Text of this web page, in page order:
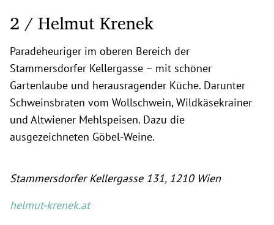
2 / Helmut Krenek
Paradeheuriger im oberen Bereich der
Stammersdorfer Kellergasse – mit schöner
Gartenlaube und herausragender Küche. Darunter
Schweinsbraten vom Wollschwein, Wildkäsekrainer
und Altwiener Mehlspeisen. Dazu die
ausgezeichneten Göbel-Weine.
Stammersdorfer Kellergasse 131, 1210 Wien
helmut-krenek.at